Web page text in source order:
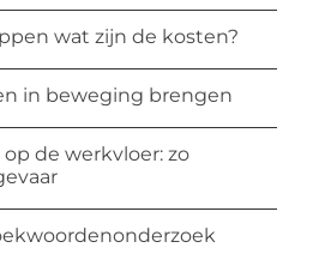
wat zijn de kosten?
in beweging brengen
de werkvloer: zo